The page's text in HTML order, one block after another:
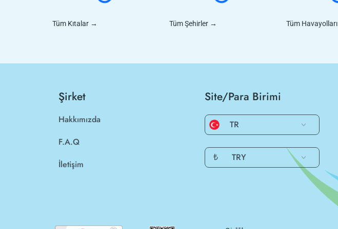
Tüm Kıtalar → Tüm Şehirler → Tüm Havayolları
Şirket
Hakkımızda
F.A.Q
İletişim
Site/Para Birimi
TR
₺ TRY